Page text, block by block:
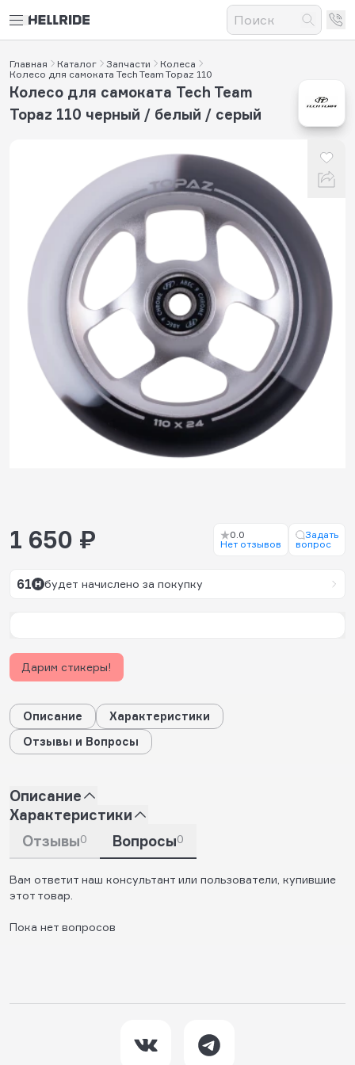
Главная Каталог Запчасти
Колеса
Колесо для самоката Tech Team Topaz 110
Колесо для самоката Tech Team
Topaz 110 черный / белый / серый
1 650 ₽
0.0
Нет отзывов
Задать
вопрос
61 будет начислено за покупку
Дарим стикеры!
Описание
Характеристики
Отзывы и Вопросы
Описание
Характеристики
Отзывы0 Вопросы0
Вам ответит наш консультант или пользователи, купившие
этот товар.
Пока нет вопросов